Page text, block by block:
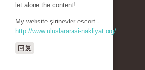
let alone the content!
My website şirinevler escort -
http://www.uluslararasi-nakliyat.org/
回复